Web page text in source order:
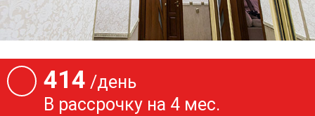
414 /день
В рассрочку на 4 мес.